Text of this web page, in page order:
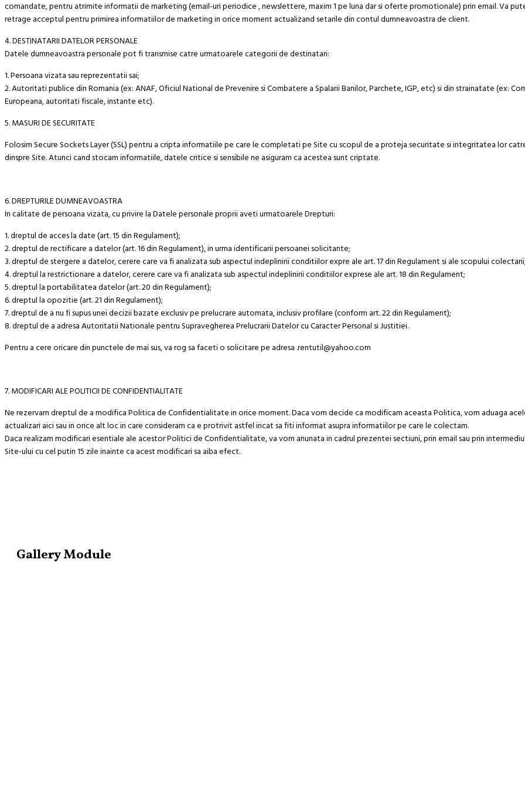
comandate, pentru atrimite informatii de marketing (email-uri periodice , newslettere, maxim 1 pe luna dar si oferte promotionale) prin email. Va
retrage acceptul pentru primirea informatiilor de marketing in orice moment actualizand setarile din contul dumneavoastra de client.
4. DESTINATARII DATELOR PERSONALE
Datele dumneavoastra personale pot fi transmise catre urmatoarele categorii de destinatari:
1. Persoana vizata sau reprezentatii sai;
2. Autoritati publice din Romania (ex: ANAF, Oficiul National de Prevenire si Combatere a Spalarii Banilor, Parchete, IGP, etc) si din strainatate (ex:
Europeana, autoritati fiscale, instante etc).
5. MASURI DE SECURITATE
Folosim Secure Sockets Layer (SSL) pentru a cripta informatiile pe care le completati pe Site cu scopul de a proteja securitate si integritatea lor
dinspre Site. Atunci cand stocam informatiile, datele critice si sensibile ne asiguram ca acestea sunt criptate.
6. DREPTURILE DUMNEAVOASTRA
In calitate de persoana vizata, cu privire la Datele personale proprii aveti urmatoarele Drepturi:
1. dreptul de acces la date (art. 15 din Regulament);
2. dreptul de rectificare a datelor (art. 16 din Regulament), in urma identificarii persoanei solicitante;
3. dreptul de stergere a datelor, cerere care va fi analizata sub aspectul indeplinirii conditiilor expre ale art. 17 din Regulament si ale scopului
4. dreptul la restrictionare a datelor, cerere care va fi analizata sub aspectul indeplinirii conditiilor exprese ale art. 18 din Regulament;
5. dreptul la portabilitatea datelor (art. 20 din Regulament);
6. dreptul la opozitie (art. 21 din Regulament);
7. dreptul de a nu fi supus unei decizii bazate exclusiv pe prelucrare automata, inclusiv profilare (conform art. 22 din Regulament);
8. dreptul de a adresa Autoritatii Nationale pentru Supravegherea Prelucrarii Datelor cu Caracter Personal si Justitiei.
Pentru a cere oricare din punctele de mai sus, va rog sa faceti o solicitare pe adresa .rentutil@yahoo.com
7. MODIFICARI ALE POLITICII DE CONFIDENTIALITATE
Ne rezervam dreptul de a modifica Politica de Confidentialitate in orice moment. Daca vom decide ca modificam aceasta Politica, vom aduaga
actualizari aici sau in orice alt loc in care consideram ca e protrivit astfel incat sa fiti informat asupra informatiilor pe care le colectam.
Daca realizam modificari esentiale ale acestor Politici de Confidentialitate, va vom anunata in cadrul prezentei sectiuni, prin email sau prin
Site-ului cu cel putin 15 zile inainte ca acest modificari sa aiba efect.
Gallery Module